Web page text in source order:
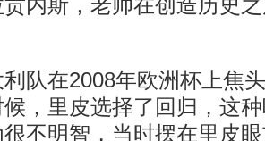
内斯，老帅在创造历史
在2008年欧洲杯上焦头
，里皮选择了回归，这
不明智，当时摆在里皮